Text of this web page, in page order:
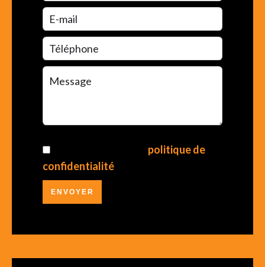
politique de
confidentialité
ENVOYER